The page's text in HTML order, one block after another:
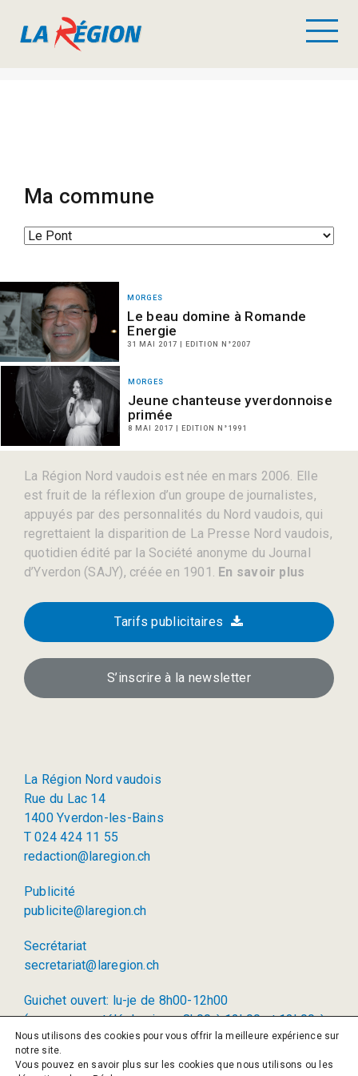
Ma commune
MORGES
Le beau domine à Romande
Energie
31 MAI 2017 | EDITION N°2007
MORGES
Jeune chanteuse yverdonnoise
primée
8 MAI 2017 | EDITION N°1991
La Région Nord vaudois est née en mars 2006. Elle
est fruit de la réflexion d’un groupe de journalistes,
appuyés par des personnalités du Nord vaudois, qui
regrettaient la disparition de La Presse Nord vaudois,
quotidien édité par la Société anonyme du Journal
d’Yverdon (SAJY), créée en 1901. En savoir plus
Tarifs publicitaires
S’inscrire à la newsletter
La Région Nord vaudois
Rue du Lac 14
1400 Yverdon-les-Bains
T 024 424 11 55
redaction@laregion.ch
Publicité
publicite@laregion.ch
Secrétariat
secretariat@laregion.ch
Guichet ouvert: lu-je de 8h00-12h00
(permanence téléphonique: 8h00 à 12h00 et 13h00 à
17h00)
Nous utilisons des cookies pour vous offrir la meilleure expérience sur
notre site.
Vous pouvez en savoir plus sur les cookies que nous utilisons ou les